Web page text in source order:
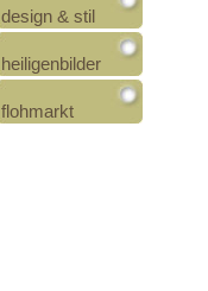
design & stil
heiligenbilder
flohmarkt